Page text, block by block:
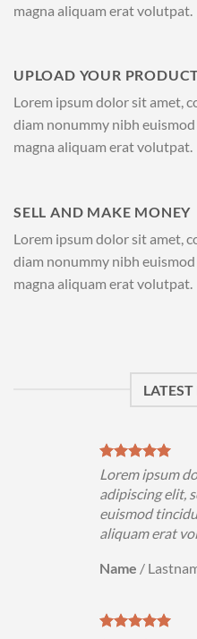
magna aliquam erat volutpat.
UPLOAD YOUR
Lorem ipsum dolor sit amet,
diam nonummy nibh
magna aliquam erat volutpat.
SELL AND MAKE MONEY
Lorem ipsum dolor sit amet,
diam nonummy nibh
magna aliquam erat volutpat.
Lorem ipsum
adipiscing elit,
euismod
aliquam erat
Name /